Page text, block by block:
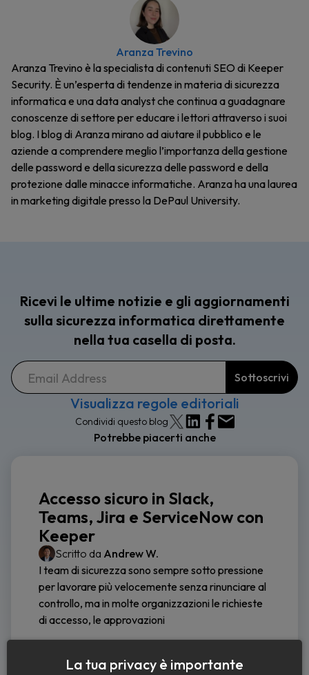
Aranza Trevino
Aranza Trevino è la specialista di contenuti SEO di Keeper
Security. È un’esperta di tendenze in materia di sicurezza
informatica e una data analyst che continua a guadagnare
conoscenze di settore per educare i lettori attraverso i suoi
blog. I blog di Aranza mirano ad aiutare il pubblico e le
aziende a comprendere meglio l’importanza della gestione
delle password e della sicurezza delle password e della
protezione dalle minacce informatiche. Aranza ha una laurea
in marketing digitale presso la DePaul University.
Ricevi le ultime notizie e gli aggiornamenti
sulla sicurezza informatica direttamente
nella tua casella di posta.
Visualizza regole editoriali
Condividi questo blog
Potrebbe piacerti anche
Accesso sicuro in Slack,
Teams, Jira e ServiceNow con
Keeper
Scritto da Andrew W.
I team di sicurezza sono sempre sotto pressione
per lavorare più velocemente senza rinunciare al
controllo, ma in molte organizzazioni le richieste
di accesso, le approvazioni
Continua a leggere
La tua privacy è importante